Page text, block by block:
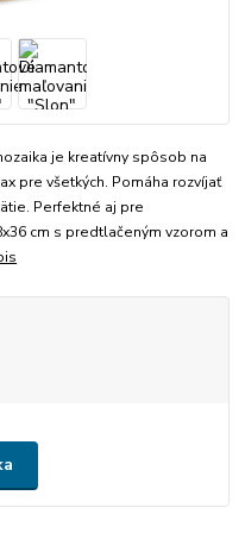
je kreatívny spôsob na
pre všetkých. Pomáha rozvíjať
Perfektné aj pre
cm s predtlačeným vzorom a